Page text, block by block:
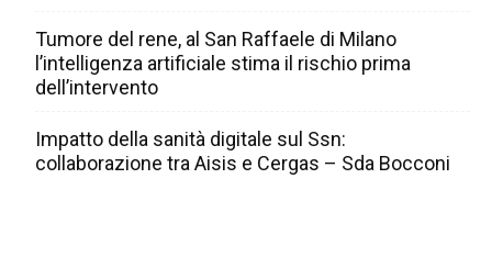
Tumore del rene, al San Raffaele di Milano
l’intelligenza artificiale stima il rischio prima
dell’intervento
Impatto della sanità digitale sul Ssn:
collaborazione tra Aisis e Cergas – Sda Bocconi